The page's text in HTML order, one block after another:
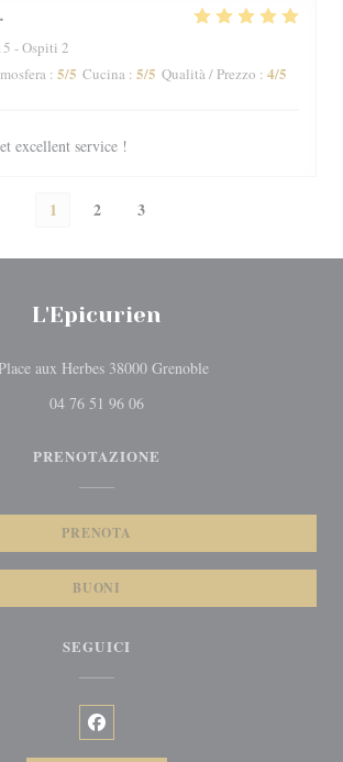
- Ospiti 2
: 5/5 Cucina : 5/5 Qualità / Prezzo : 4/5
excellent service !
1 2 3
L'Epicurien
aux Herbes 38000 Grenoble((apre una nuova
04 76 51 96 06
PRENOTAZIONE
PRENOTA
BUONI
SEGUICI
Facebook ((apre una nuova